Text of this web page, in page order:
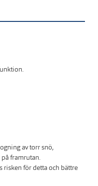
av torr snö,
framrutan.
risken för detta och bättre